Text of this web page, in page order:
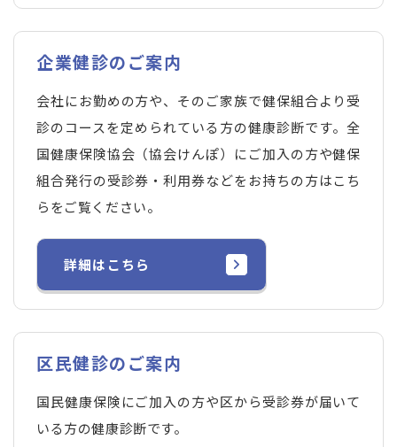
企業健診のご案内
会社にお勤めの方や、そのご家族で健保組合より受
診のコースを定められている方の健康診断です。全
国健康保険協会（協会けんぽ）にご加入の方や健保
組合発行の受診券・利用券などをお持ちの方はこち
らをご覧ください。
詳細はこちら
区民健診のご案内
国民健康保険にご加入の方や区から受診券が届いて
いる方の健康診断です。